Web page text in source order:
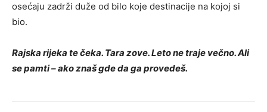
osećaju zadrži duže od bilo koje destinacije na kojoj si
bio.
Rajska rijeka te čeka. Tara zove. Leto ne traje večno. Ali
se pamti – ako znaš gde da ga provedeš.